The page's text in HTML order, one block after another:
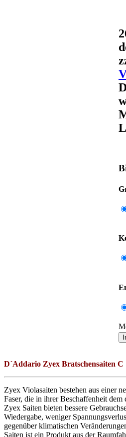
D´Addario Zyex Bratschensaiten C
Zyex Violasaiten bestehen aus einer
Faser, die in ihrer Beschaffenheit dem
Zyex Saiten bieten bessere
Wiedergabe, weniger
gegenüber klimatischen
Saiten ist ein Produkt aus der